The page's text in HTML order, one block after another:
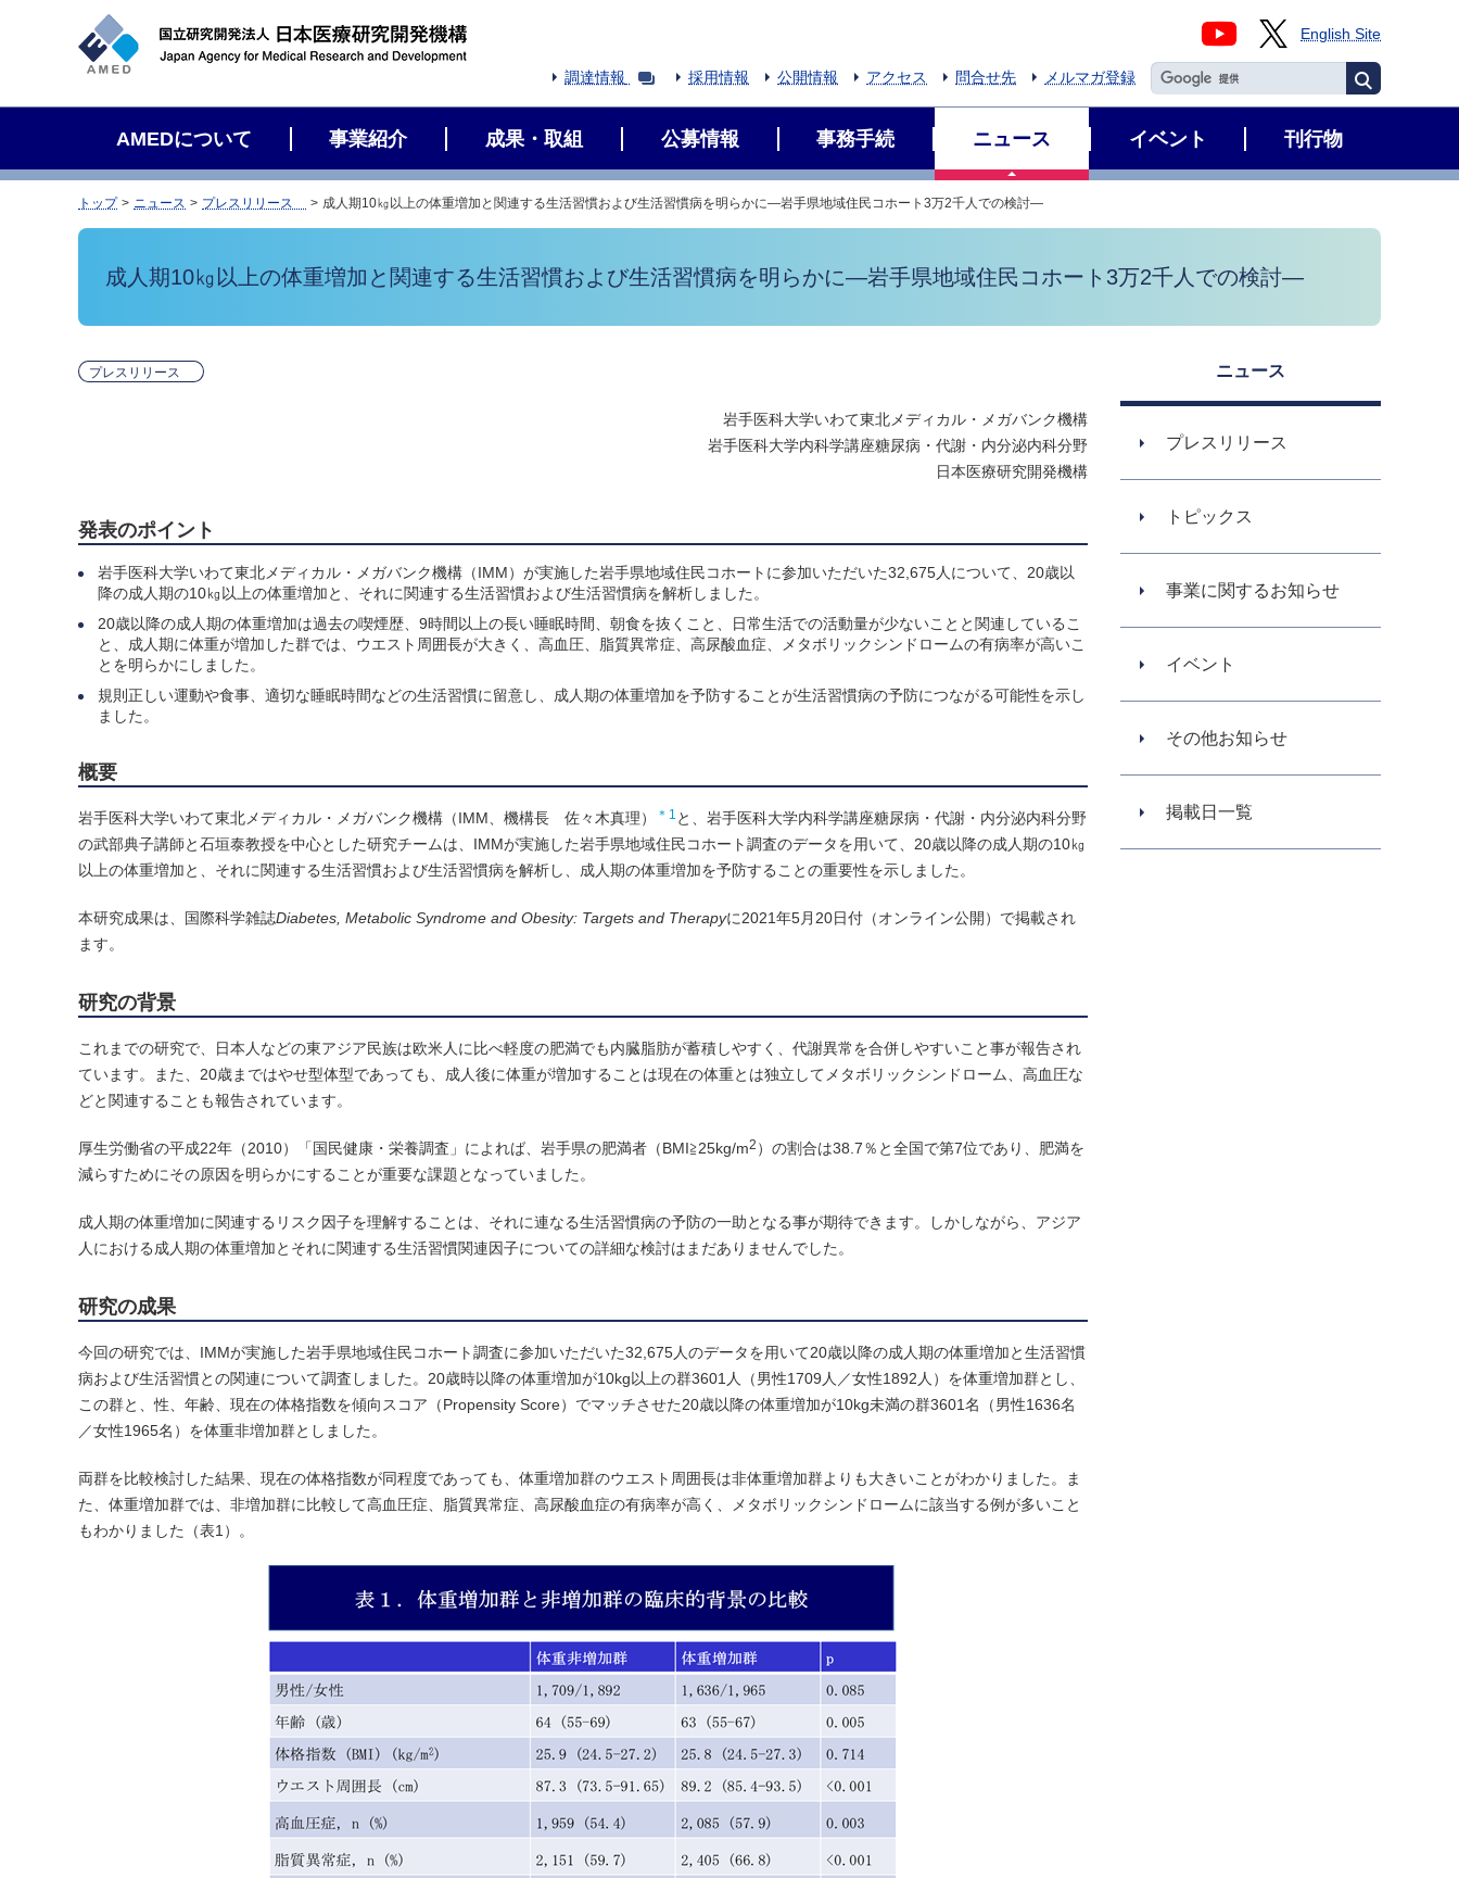
English Site
調達情報 採用情報 公開情報 アクセス 問合せ先 メルマガ登録
AMEDについて 事業紹介 成果・取組 公募情報 事務手続 ニュース イベント 刊行物
トップ ニュース プレスリリース 成人期10㎏以上の体重増加と関連する生活習慣および生活習慣病を明らかに―岩手県地域住民コホート3万2千人での検討―
成人期10㎏以上の体重増加と関連する生活習慣および生活習慣病を明らかに―岩手県地域住民コホート3万2千人での検討―
プレスリリース
岩手医科大学いわて東北メディカル・メガバンク機構
岩手医科大学内科学講座糖尿病・代謝・内分泌内科分野
日本医療研究開発機構
発表のポイント
岩手医科大学いわて東北メディカル・メガバンク機構（IMM）が実施した岩手県地域住民コホートに参加いただいた32,675人について、20歳以
降の成人期の10㎏以上の体重増加と、それに関連する生活習慣および生活習慣病を解析しました。
20歳以降の成人期の体重増加は過去の喫煙歴、9時間以上の長い睡眠時間、朝食を抜くこと、日常生活での活動量が少ないことと関連しているこ
と、成人期に体重が増加した群では、ウエスト周囲長が大きく、高血圧、脂質異常症、高尿酸血症、メタボリックシンドロームの有病率が高いこ
とを明らかにしました。
規則正しい運動や食事、適切な睡眠時間などの生活習慣に留意し、成人期の体重増加を予防することが生活習慣病の予防につながる可能性を示し
ました。
概要
岩手医科大学いわて東北メディカル・メガバンク機構（IMM、機構長 佐々木真理） ＊1 と、岩手医科大学内科学講座糖尿病・代謝・内分泌内科分野
の武部典子講師と石垣泰教授を中心とした研究チームは、IMMが実施した岩手県地域住民コホート調査のデータを用いて、20歳以降の成人期の10㎏
以上の体重増加と、それに関連する生活習慣および生活習慣病を解析し、成人期の体重増加を予防することの重要性を示しました。
本研究成果は、国際科学雑誌Diabetes, Metabolic Syndrome and Obesity: Targets and Therapyに2021年5月20日付（オンライン公開）で掲載され
ます。
研究の背景
これまでの研究で、日本人などの東アジア民族は欧米人に比べ軽度の肥満でも内臓脂肪が蓄積しやすく、代謝異常を合併しやすいこと事が報告され
ています。また、20歳まではやせ型体型であっても、成人後に体重が増加することは現在の体重とは独立してメタボリックシンドローム、高血圧な
どと関連することも報告されています。
厚生労働省の平成22年（2010）「国民健康・栄養調査」によれば、岩手県の肥満者（BMI≧25kg/m2 ）の割合は38.7％と全国で第7位であり、肥満を
減らすためにその原因を明らかにすることが重要な課題となっていました。
成人期の体重増加に関連するリスク因子を理解することは、それに連なる生活習慣病の予防の一助となる事が期待できます。しかしながら、アジア
人における成人期の体重増加とそれに関連する生活習慣関連因子についての詳細な検討はまだありませんでした。
研究の成果
今回の研究では、IMMが実施した岩手県地域住民コホート調査に参加いただいた32,675人のデータを用いて20歳以降の成人期の体重増加と生活習慣
病および生活習慣との関連について調査しました。20歳時以降の体重増加が10kg以上の群3601人（男性1709人／女性1892人）を体重増加群とし、
この群と、性、年齢、現在の体格指数を傾向スコア（Propensity Score）でマッチさせた20歳以降の体重増加が10kg未満の群3601名（男性1636名
／女性1965名）を体重非増加群としました。
両群を比較検討した結果、現在の体格指数が同程度であっても、体重増加群のウエスト周囲長は非体重増加群よりも大きいことがわかりました。ま
た、体重増加群では、非増加群に比較して高血圧症、脂質異常症、高尿酸血症の有病率が高く、メタボリックシンドロームに該当する例が多いこと
もわかりました（表1）。
ニュース
プレスリリース
トピックス
事業に関するお知らせ
イベント
その他お知らせ
掲載日一覧